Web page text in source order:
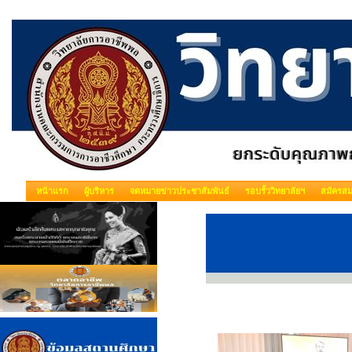
หน้าแรก ผู้บริหาร จดหมายข่าวประชาสัมพันธ์ รอบรั้ววิทยาลัยฯ สมัครส